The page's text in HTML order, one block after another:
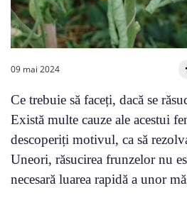
09 mai 2024
Ce trebuie să faceți, dacă se
Există multe cauze ale acestui
descoperiți motivul, ca să
Uneori, răsucirea frunzelor nu
necesară luarea rapidă a unor